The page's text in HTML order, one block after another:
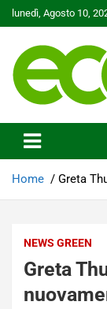
Skip
to
lunedì, Agosto 10,
Ecoo.it
Home Greta
NEWS GREEN
Greta